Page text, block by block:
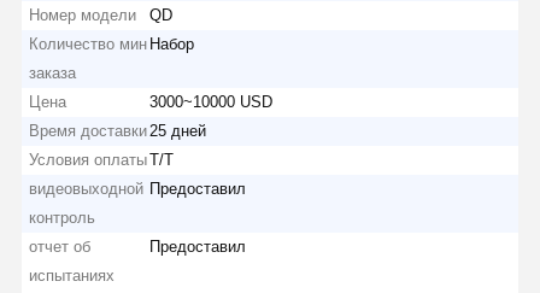
Номер модели
QD
Количество мин
заказа
Набор
Цена
3000~10000 USD
Время доставки 25 дней
Условия оплатыТ/Т
видеовыходной
контроль
Предоставил
отчет об
испытаниях
Предоставил